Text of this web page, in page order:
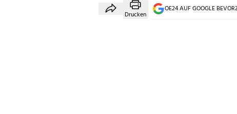
Drucken
OE24 AUF GOOGLE